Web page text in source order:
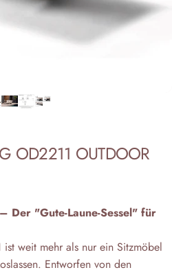
OD2211 OUTDOOR
Der "Gute-Laune-Sessel" für
weit mehr als nur ein Sitzmöbel
Entworfen von den